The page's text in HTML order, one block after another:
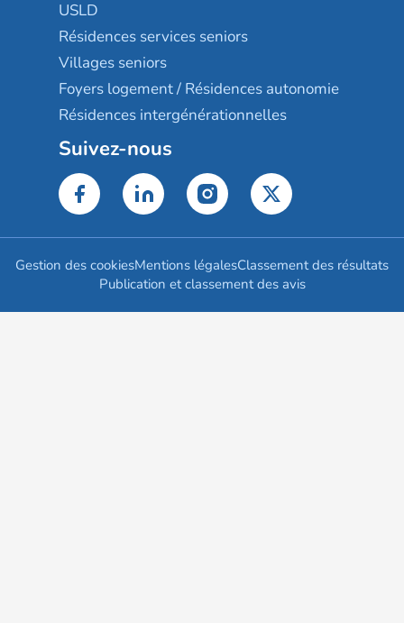
USLD
Résidences services seniors
Villages seniors
Foyers logement / Résidences autonomie
Résidences intergénérationnelles
Suivez-nous
Gestion des cookiesMentions légalesClassement des résultats
Publication et classement des avis